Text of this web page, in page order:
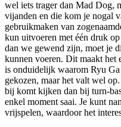
wel iets trager dan Mad Dog,
vijanden en die kom je nogal
gebruikmaken van
kun uitvoeren met één druk
dan we gewend zijn, moet je
kunnen voeren. Dit maakt het
is onduidelijk waarom Ryu
gekozen, maar het valt wel
bij komt kijken dan bij turn-
enkel moment saai. Je kunt
vrijspelen, waardoor het